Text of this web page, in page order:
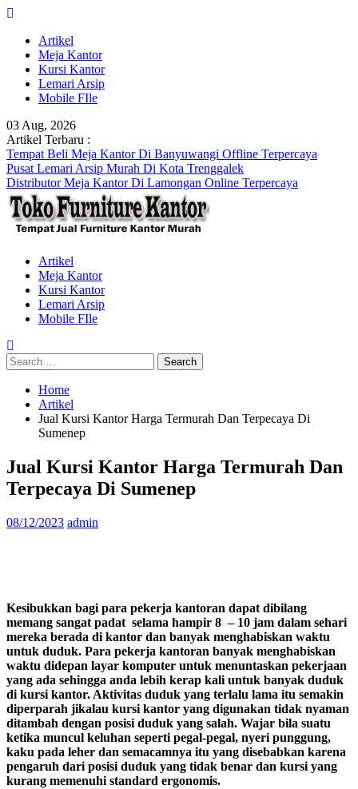
Skip
contentArtikel
Meja Kantor
Kursi Kantor
Lemari Arsip
Mobile FIle
03 Aug, 2026
Artikel Terbaru :
Tempat Beli Meja Kantor Di Banyuwangi Offline Terpercaya
Pusat Lemari Arsip Murah Di Kota Trenggalek
Distributor Meja Kantor Di Lamongan Online Terpercaya
Artikel
Meja Kantor
Kursi Kantor
Lemari Arsip
Mobile FIle
Search
for:
Home
Artikel
Jual Kursi Kantor Harga Termurah Dan Terpecaya Di
Sumenep
Jual Kursi Kantor Harga Termurah Dan
Terpecaya Di Sumenep
08/12/2023 admin
Kesibukkan bagi para pekerja kantoran dapat dibilang
memang sangat padat selama hampir 8 – 10 jam dalam sehari
mereka berada di kantor dan banyak menghabiskan waktu
untuk duduk. Para pekerja kantoran banyak menghabiskan
waktu didepan layar komputer untuk menuntaskan pekerjaan
yang ada sehingga anda lebih kerap kali untuk banyak duduk
di kursi kantor. Aktivitas duduk yang terlalu lama itu semakin
diperparah jikalau kursi kantor yang digunakan tidak nyaman
ditambah dengan posisi duduk yang salah. Wajar bila suatu
ketika muncul keluhan seperti pegal-pegal, nyeri punggung,
kaku pada leher dan semacamnya itu yang disebabkan karena
pengaruh dari posisi duduk yang tidak benar dan kursi yang
kurang memenuhi standard ergonomis.